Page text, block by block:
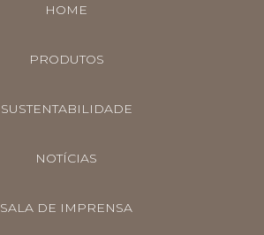
HOME
PRODUTOS
SUSTENTABILIDADE
NOTÍCIAS
SALA DE IMPRENSA